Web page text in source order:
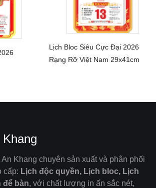
Lịch Bloc Siêu Cực Đại 2026
Rạng Rỡ Việt Nam 29x41cm
Khang chuyên sản xuất và phân phối
cấp: Lịch độc quyền, Lịch bloc, Lịch
để bàn, với chất lượng in ấn sắc nét,